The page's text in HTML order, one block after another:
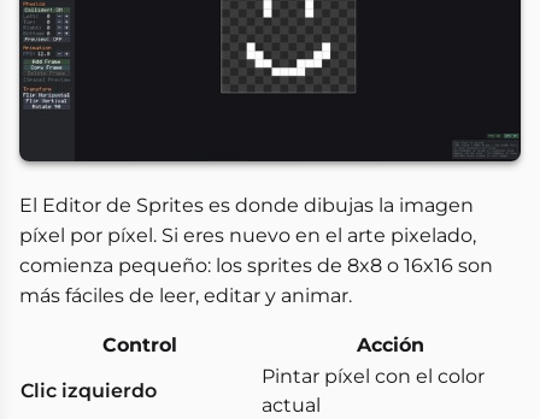
El Editor de Sprites es donde dibujas la imagen
píxel por píxel. Si eres nuevo en el arte pixelado,
comienza pequeño: los sprites de 8x8 o 16x16 son
más fáciles de leer, editar y animar.
Control
Acción
Clic izquierdo
Pintar píxel con el color
actual